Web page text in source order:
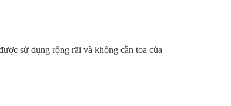
sử dụng rộng rãi và không cần toa của